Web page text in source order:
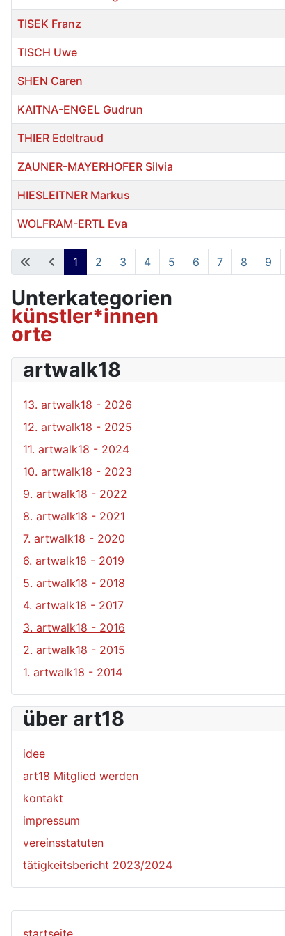
Beiträge
TISEK Franz
TISCH Uwe
SHEN Caren
KAITNA-ENGEL Gudrun
THIER Edeltraud
ZAUNER-MAYERHOFER Silvia
HIESLEITNER Markus
WOLFRAM-ERTL Eva
1 2 3 4 5 6 7 8 9
Unterkategorien
künstler*innen
orte
artwalk18
13. artwalk18 - 2026
12. artwalk18 - 2025
11. artwalk18 - 2024
10. artwalk18 - 2023
9. artwalk18 - 2022
8. artwalk18 - 2021
7. artwalk18 - 2020
6. artwalk18 - 2019
5. artwalk18 - 2018
4. artwalk18 - 2017
3. artwalk18 - 2016
2. artwalk18 - 2015
1. artwalk18 - 2014
über art18
idee
art18 Mitglied werden
kontakt
impressum
vereinsstatuten
tätigkeitsbericht 2023/2024